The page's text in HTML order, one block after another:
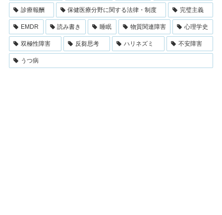
診療報酬 保健医療分野に関する法律・制度 完璧主義
EMDR 読み書き 睡眠 物質関連障害 心理学史
双極性障害 反芻思考 ハリネズミ 不安障害
うつ病